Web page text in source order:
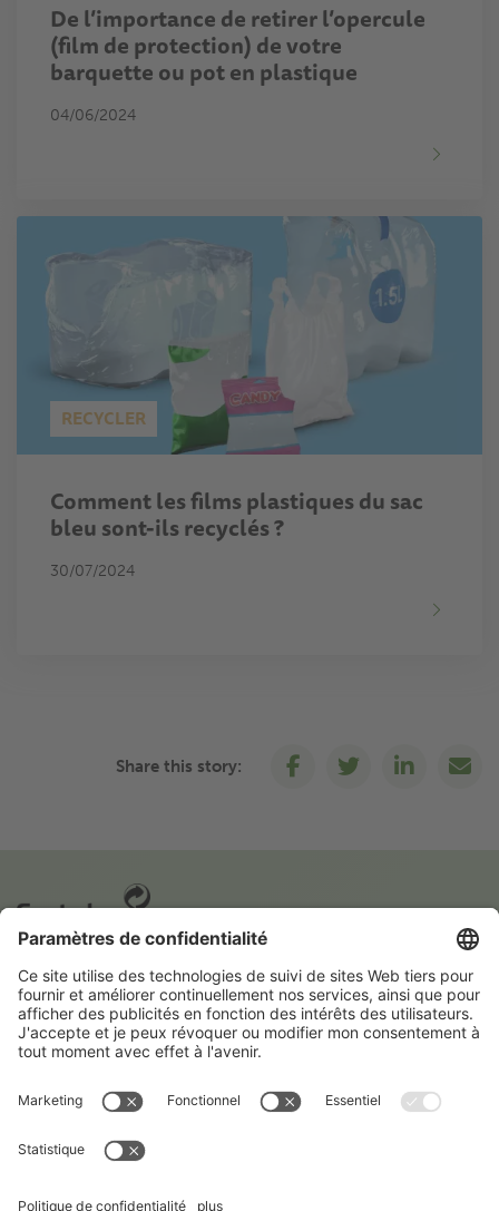
De l’importance de retirer l’opercule
(film de protection) de votre
barquette ou pot en plastique
04/06/2024
RECYCLER
Comment les films plastiques du sac
bleu sont-ils recyclés ?
30/07/2024
Share this story:
Fost Plus organise la collecte et le recyclage des emballages
ménagers en Belgique. Pour cela, nous comptons aussi sur
vous. Car en triant correctement, vous contribuez à une